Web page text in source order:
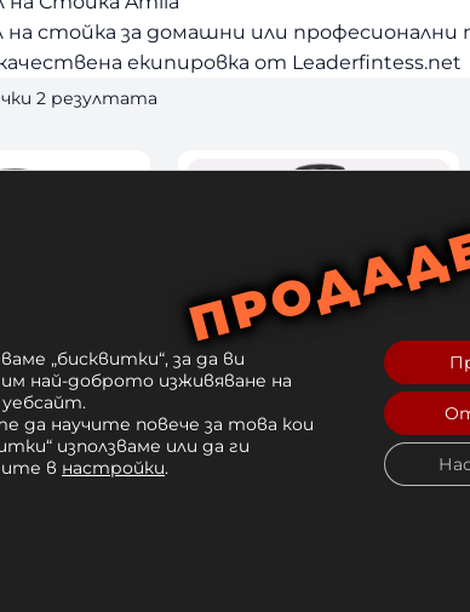
на стойка за домашни или
екипировка от Leaderfintess.net
2 резултата
t
t
e
s
t
на Стойка
Боксов Чувал на Стойка
„бисквитки“, за да ви
най-доброто изживяване на
да научите повече за това кои
използваме или да ги
в настройки.